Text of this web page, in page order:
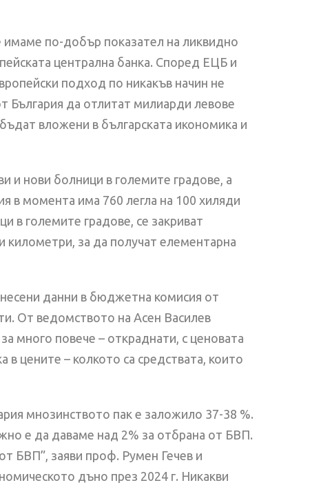
имаме по-добър показател на ликвидно
централна банка. Според ЕЦБ и
подход по никакъв начин не
България да отлитат милиарди левове
вложени в българската икономика и
и нови болници в големите градове, а
в момента има 760 легла на 100 хиляди
в големите градове, се закриват
километри, за да получат елементарна
данни в бюджетна комисия от
От ведомството на Асен Василев
много повече – откраднати, с ценовата
цените – колкото са средствата, които
мнозинството пак е заложило 37-38 %.
е да даваме над 2% за отбрана от БВП.
БВП”, заяви проф. Румен Гечев и
дъно през 2024 г. Никакви